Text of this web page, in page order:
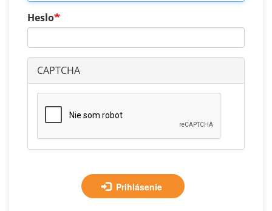
Heslo
CAPTCHA
Prihlásenie